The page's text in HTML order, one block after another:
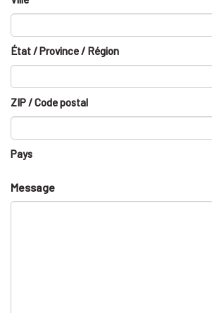
État / Province / Région
ZIP / Code postal
Pays
Message